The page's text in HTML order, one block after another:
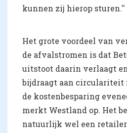
kunnen zij hierop sturen.''
Het grote voordeel van
de afvalstromen is dat
uitstoot daarin verlaagt
bijdraagt aan circulariteit
de kostenbesparing
merkt Westland op. Het
natuurlijk wel een